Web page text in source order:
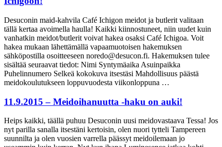
Desuconin maid-kahvila Café Ichigon meidot ja butlerit valitaan
tällä kertaa avoimella haulla! Kaikki kiinnostuneet, niin uudet kuin
vanhatkin meidot/butlerit voivat hakea osaksi Café Ichigoa. Voit
hakea mukaan lähettämällä vapaamuotoisen hakemuksen
sähköpostilla osoitteeseen noredo@desucon.fi. Hakemuksen tulee
sisältää seuraavat tiedot: Nimi Syntymäaika Asuinpaikka
Puhelinnumero Selkeä kokokuva itsestäsi Mahdollisuus päästä
meidokoulutukseen loppuvuodesta viikonloppuna …
11.9.2015 – Meidoihanuutta -haku on auki!
Heips kaikki, täällä puhuu Desuconin uusi meidovastaava Tessa! Jos
nyt parilla sanalla itsestäni kertoisin, olen nuori tytteli Tampereen
suunnilta ja olen vuosien varrella päässyt meidoilemaan jo